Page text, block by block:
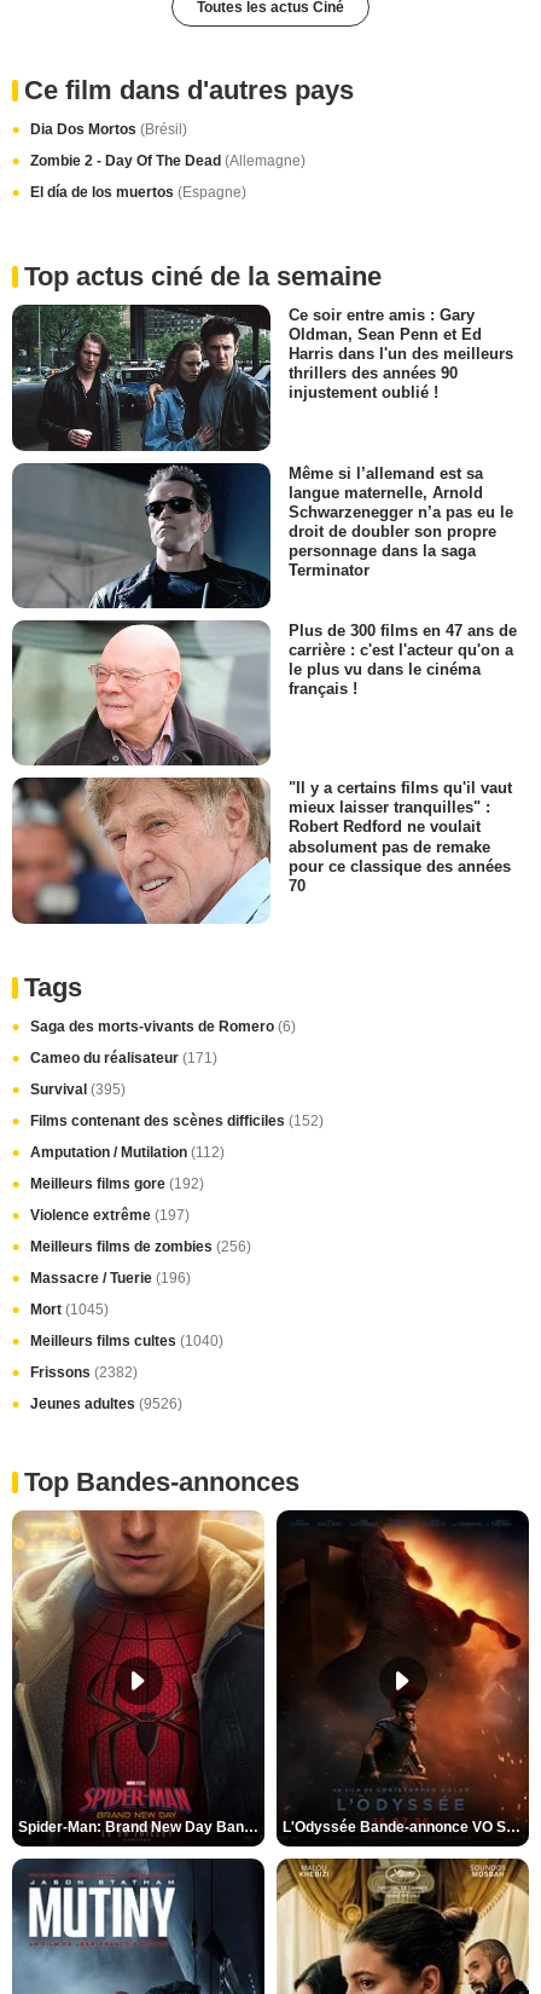
Toutes les actus Ciné
Ce film dans d'autres pays
Dia Dos Mortos (Brésil)
Zombie 2 - Day Of The Dead (Allemagne)
El día de los muertos (Espagne)
Top actus ciné de la semaine
Ce soir entre amis : Gary
Oldman, Sean Penn et Ed
Harris dans l'un des meilleurs
thrillers des années 90
injustement oublié !
Même si l’allemand est sa
langue maternelle, Arnold
Schwarzenegger n’a pas eu le
droit de doubler son propre
personnage dans la saga
Terminator
Plus de 300 films en 47 ans de
carrière : c'est l'acteur qu'on a
le plus vu dans le cinéma
français !
"Il y a certains films qu'il vaut
mieux laisser tranquilles" :
Robert Redford ne voulait
absolument pas de remake
pour ce classique des années
70
Tags
Saga des morts-vivants de Romero (6)
Cameo du réalisateur (171)
Survival (395)
Films contenant des scènes difficiles (152)
Amputation / Mutilation (112)
Meilleurs films gore (192)
Violence extrême (197)
Meilleurs films de zombies (256)
Massacre / Tuerie (196)
Mort (1045)
Meilleurs films cultes (1040)
Frissons (2382)
Jeunes adultes (9526)
Top Bandes-annonces
Spider-Man: Brand New Day Bande-annonce VO STFR L'Odyssée Bande-annonce VO STFR